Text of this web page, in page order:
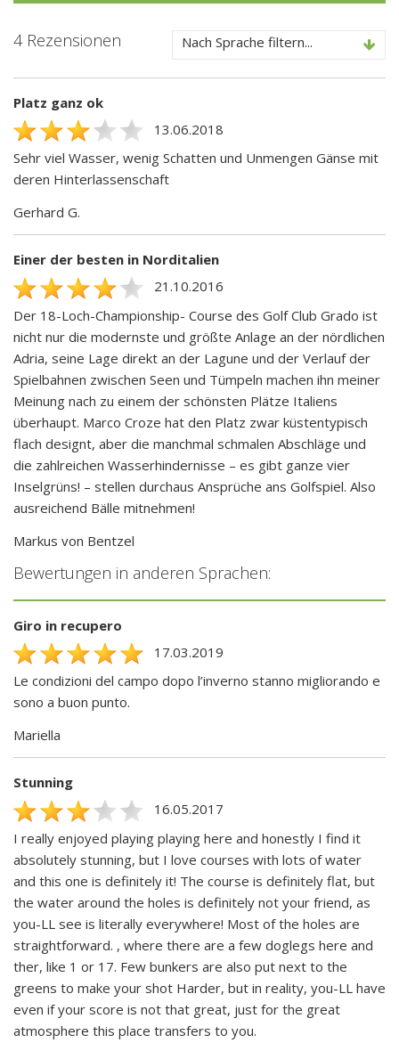
4 Rezensionen Nach Sprache filtern...
Platz ganz ok
13.06.2018
Sehr viel Wasser, wenig Schatten und Unmengen Gänse mit
deren Hinterlassenschaft
Gerhard G.
Einer der besten in Norditalien
21.10.2016
Der 18-Loch-Championship- Course des Golf Club Grado ist
nicht nur die modernste und größte Anlage an der nördlichen
Adria, seine Lage direkt an der Lagune und der Verlauf der
Spielbahnen zwischen Seen und Tümpeln machen ihn meiner
Meinung nach zu einem der schönsten Plätze Italiens
überhaupt. Marco Croze hat den Platz zwar küstentypisch
flach designt, aber die manchmal schmalen Abschläge und
die zahlreichen Wasserhindernisse – es gibt ganze vier
Inselgrüns! – stellen durchaus Ansprüche ans Golfspiel. Also
ausreichend Bälle mitnehmen!
Markus von Bentzel
Bewertungen in anderen Sprachen:
Giro in recupero
17.03.2019
Le condizioni del campo dopo l’inverno stanno migliorando e
sono a buon punto.
Mariella
Stunning
16.05.2017
I really enjoyed playing playing here and honestly I find it
absolutely stunning, but I love courses with lots of water
and this one is definitely it! The course is definitely flat, but
the water around the holes is definitely not your friend, as
you-LL see is literally everywhere! Most of the holes are
straightforward. , where there are a few doglegs here and
ther, like 1 or 17. Few bunkers are also put next to the
greens to make your shot Harder, but in reality, you-LL have
even if your score is not that great, just for the great
atmosphere this place transfers to you.